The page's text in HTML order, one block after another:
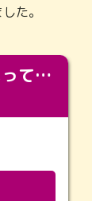
た。
「カッコよくなって旅立っていってくれました（笑）もっとカッコいいって言ってあげればよかったな」